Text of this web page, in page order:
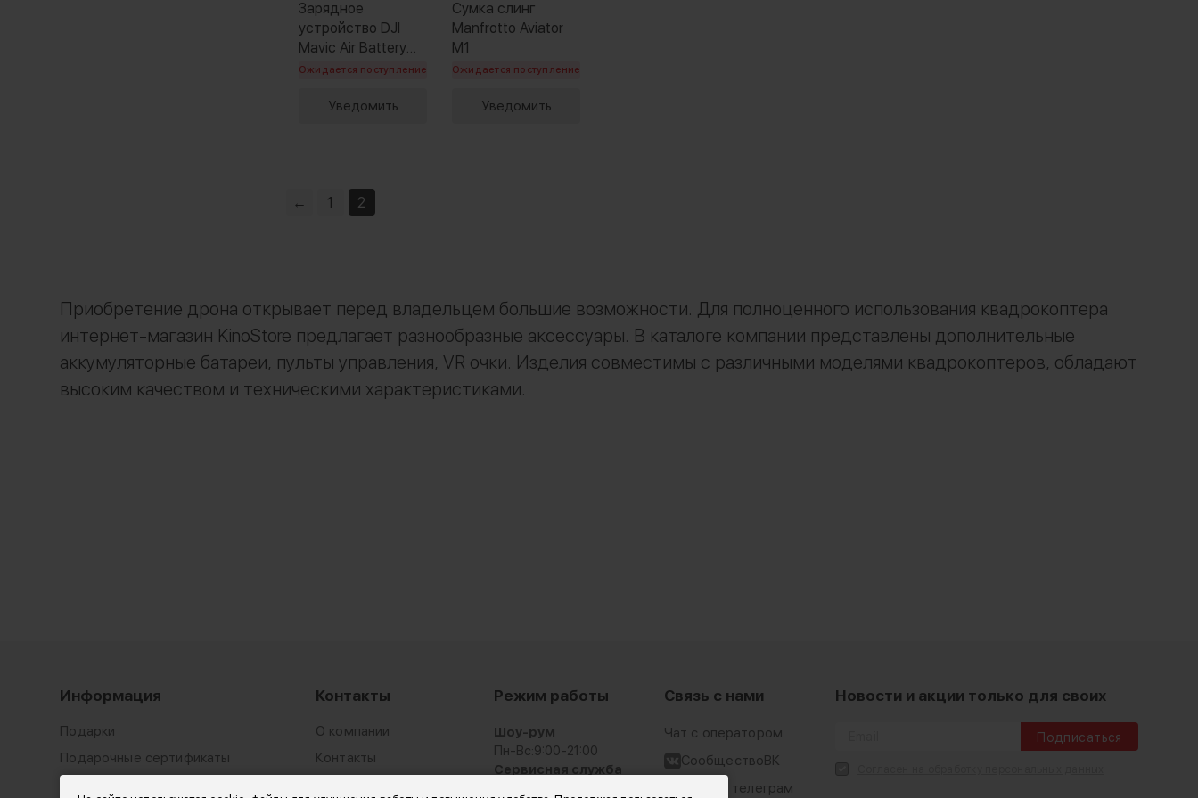
Зарядное
устройство DJI
Mavic Air Battery
Charging Hub
Ожидается поступление
Уведомить
Сумка слинг
Manfrotto Aviator
M1
Ожидается поступление
Уведомить
← 1 2
Приобретение дрона открывает перед владельцем большие возможности. Для полноценного использования квадрокоптера
интернет-магазин KinoStore предлагает разнообразные аксессуары. В каталоге компании представлены дополнительные
аккумуляторные батареи, пульты управления, VR очки. Изделия совместимы с различными моделями квадрокоптеров, обладают
высоким качеством и техническими характеристиками.
Информация
Подарки
Подарочные сертификаты
Контакты
О компании
Контакты
Режим работы
Шоу-рум
Пн-Вс:9:00-21:00
Сервисная служба
Связь с нами
Чат с оператором
СообществоВК
Чат-бот в телеграм
Новости и акции только для своих
Подписаться